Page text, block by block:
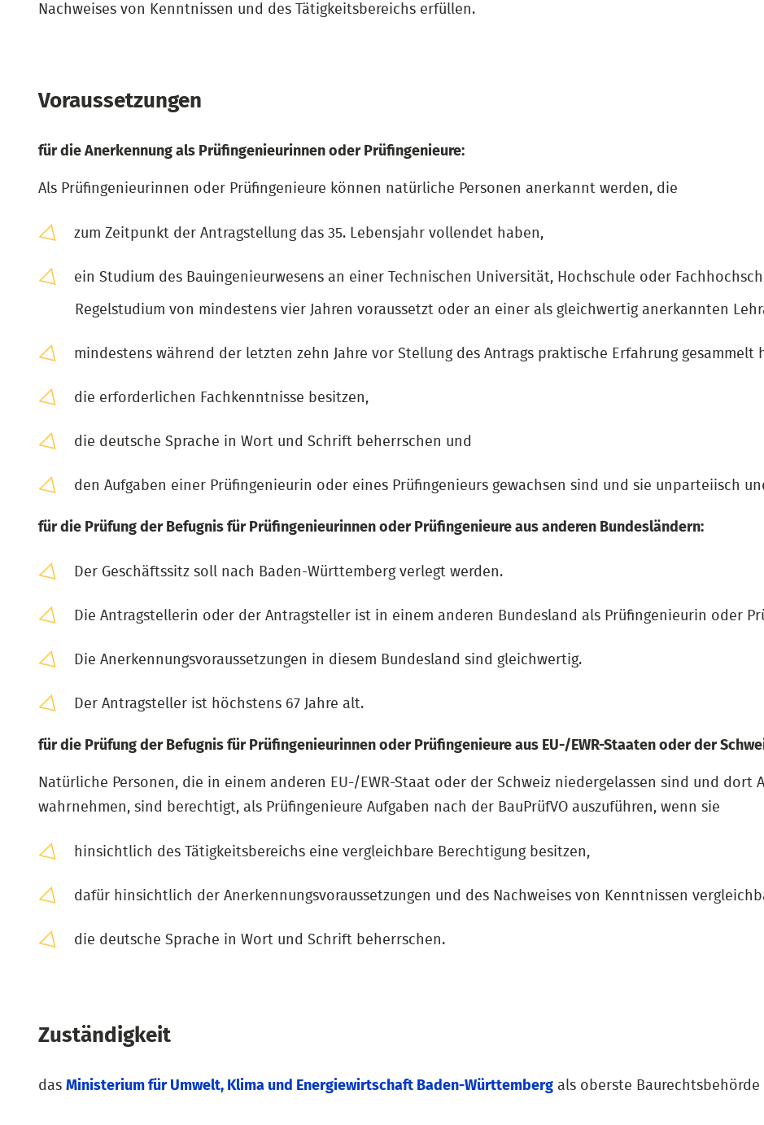
Nachweises von Kenntnissen und des Tätigkeitsbereichs erfüllen.
Voraussetzungen
für die Anerkennung als Prüfingenieurinnen oder Prüfingenieure:
Als Prüfingenieurinnen oder Prüfingenieure können natürliche Personen anerkannt werden, die
zum Zeitpunkt der Antragstellung das 35. Lebensjahr vollendet haben,
ein Studium des Bauingenieurwesens an einer Technischen Universität, Hochschule oder
Regelstudium von mindestens vier Jahren voraussetzt oder an einer als gleichwertig anerkannten
mindestens während der letzten zehn Jahre vor Stellung des Antrags praktische Erfahrung gesammelt
die erforderlichen Fachkenntnisse besitzen,
die deutsche Sprache in Wort und Schrift beherrschen und
den Aufgaben einer Prüfingenieurin oder eines Prüfingenieurs gewachsen sind und sie unparteiisch
für die Prüfung der Befugnis für Prüfingenieurinnen oder Prüfingenieure aus anderen Bundesländern:
Der Geschäftssitz soll nach Baden-Württemberg verlegt werden.
Die Antragstellerin oder der Antragsteller ist in einem anderen Bundesland als Prüfingenieurin oder
Die Anerkennungsvoraussetzungen in diesem Bundesland sind gleichwertig.
Der Antragsteller ist höchstens 67 Jahre alt.
für die Prüfung der Befugnis für Prüfingenieurinnen oder Prüfingenieure aus EU-/EWR-Staaten oder der
Natürliche Personen, die in einem anderen EU-/EWR-Staat oder der Schweiz niedergelassen sind und dort
wahrnehmen, sind berechtigt, als Prüfingenieure Aufgaben nach der BauPrüfVO auszuführen, wenn sie
hinsichtlich des Tätigkeitsbereichs eine vergleichbare Berechtigung besitzen,
dafür hinsichtlich der Anerkennungsvoraussetzungen und des Nachweises von Kenntnissen
die deutsche Sprache in Wort und Schrift beherrschen.
Zuständigkeit
das Ministerium für Umwelt, Klima und Energiewirtschaft Baden-Württemberg als oberste Baurechtsbehörde